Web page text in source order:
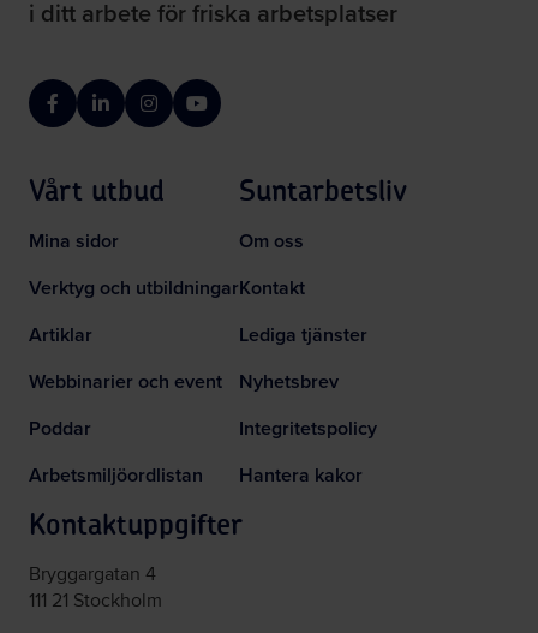
i ditt arbete för friska arbetsplatser
FacebookLinkedInInstagramYouTube
Vårt utbud
Mina sidor
Verktyg och utbildningar
Artiklar
Webbinarier och event
Poddar
Arbetsmiljöordlistan
Suntarbetsliv
Om oss
Kontakt
Lediga tjänster
Nyhetsbrev
Integritetspolicy
Hantera kakor
Kontaktuppgifter
Bryggargatan 4
111 21 Stockholm